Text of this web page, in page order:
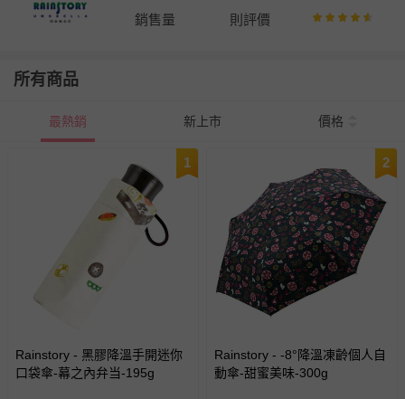
銷售量 則評價
所有商品
最熱銷 新上市 價格
1
Rainstory - 黑膠降溫手開迷你
口袋傘-幕之內弁当-195g
2
Rainstory - -8°降溫凍齡個人自
動傘-甜蜜美味-300g